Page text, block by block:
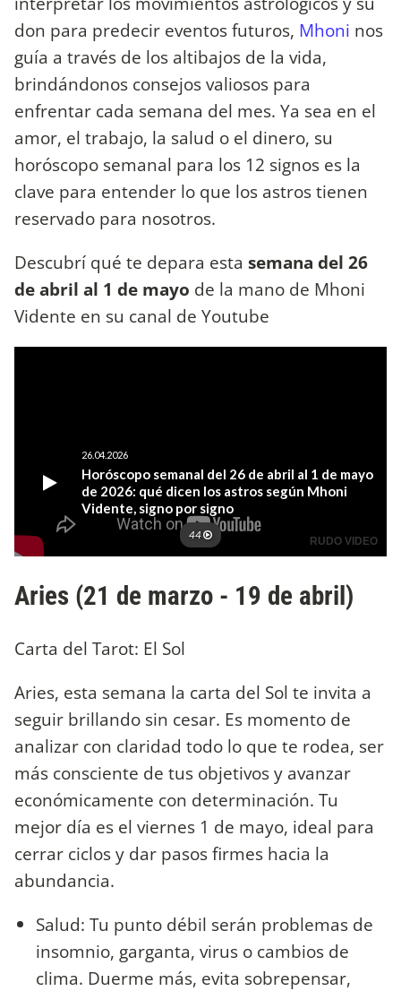
don para predecir eventos futuros, Mhoni nos
guía a través de los altibajos de la vida,
brindándonos consejos valiosos para
enfrentar cada semana del mes. Ya sea en el
amor, el trabajo, la salud o el dinero, su
horóscopo semanal para los 12 signos es la
clave para entender lo que los astros tienen
reservado para nosotros.
Descubrí qué te depara esta semana del 26
de abril al 1 de mayo de la mano de Mhoni
Vidente en su canal de Youtube
Aries (21 de marzo - 19 de abril)
Carta del Tarot: El Sol
Aries, esta semana la carta del Sol te invita a
seguir brillando sin cesar. Es momento de
analizar con claridad todo lo que te rodea, ser
más consciente de tus objetivos y avanzar
económicamente con determinación. Tu
mejor día es el viernes 1 de mayo, ideal para
cerrar ciclos y dar pasos firmes hacia la
abundancia.
Salud: Tu punto débil serán problemas de
insomnio, garganta, virus o cambios de
clima. Duerme más, evita sobrepensar,